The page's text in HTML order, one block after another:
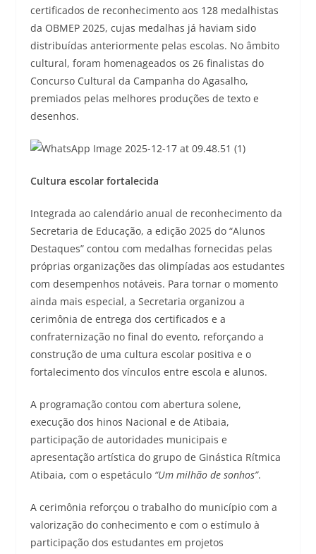
certificados de reconhecimento aos 128 medalhistas
da OBMEP 2025, cujas medalhas já haviam sido
distribuídas anteriormente pelas escolas. No âmbito
cultural, foram homenageados os 26 finalistas do
Concurso Cultural da Campanha do Agasalho,
premiados pelas melhores produções de texto e
desenhos.
Cultura escolar fortalecida
Integrada ao calendário anual de reconhecimento da
Secretaria de Educação, a edição 2025 do “Alunos
Destaques” contou com medalhas fornecidas pelas
próprias organizações das olimpíadas aos estudantes
com desempenhos notáveis. Para tornar o momento
ainda mais especial, a Secretaria organizou a
cerimônia de entrega dos certificados e a
confraternização no final do evento, reforçando a
construção de uma cultura escolar positiva e o
fortalecimento dos vínculos entre escola e alunos.
A programação contou com abertura solene,
execução dos hinos Nacional e de Atibaia,
participação de autoridades municipais e
apresentação artística do grupo de Ginástica Rítmica
Atibaia, com o espetáculo “Um milhão de sonhos”.
A cerimônia reforçou o trabalho do município com a
valorização do conhecimento e com o estímulo à
participação dos estudantes em projetos